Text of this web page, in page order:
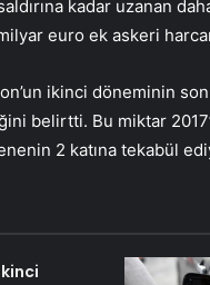
kadar uzanan
euro ek askeri
ikinci döneminin son
belirtti. Bu miktar
2 katına tekabül